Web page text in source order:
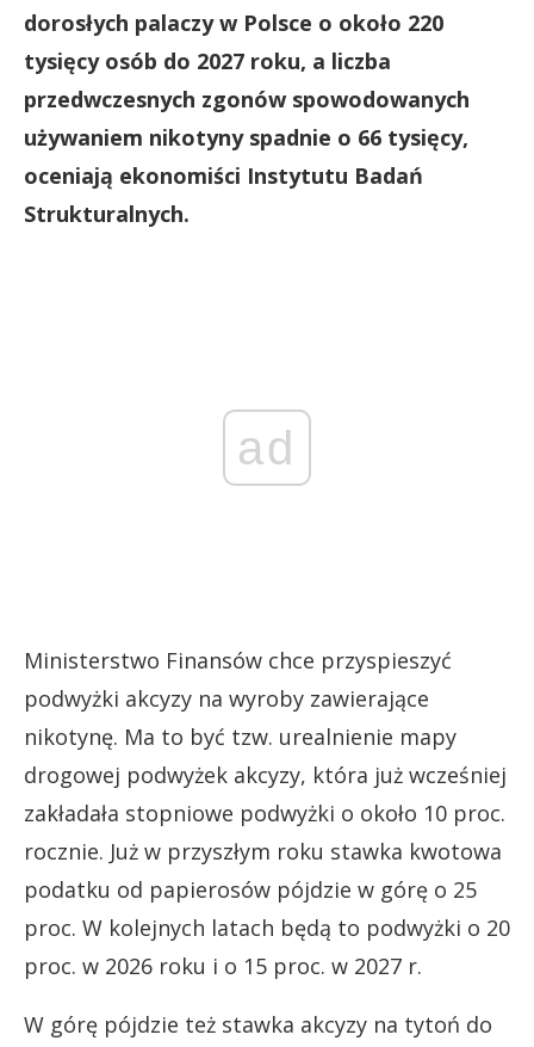
dorosłych palaczy w Polsce o około 220
tysięcy osób do 2027 roku, a liczba
przedwczesnych zgonów spowodowanych
używaniem nikotyny spadnie o 66 tysięcy,
oceniają ekonomiści Instytutu Badań
Strukturalnych.
ad
Ministerstwo Finansów chce przyspieszyć
podwyżki akcyzy na wyroby zawierające
nikotynę. Ma to być tzw. urealnienie mapy
drogowej podwyżek akcyzy, która już wcześniej
zakładała stopniowe podwyżki o około 10 proc.
rocznie. Już w przyszłym roku stawka kwotowa
podatku od papierosów pójdzie w górę o 25
proc. W kolejnych latach będą to podwyżki o 20
proc. w 2026 roku i o 15 proc. w 2027 r.
W górę pójdzie też stawka akcyzy na tytoń do